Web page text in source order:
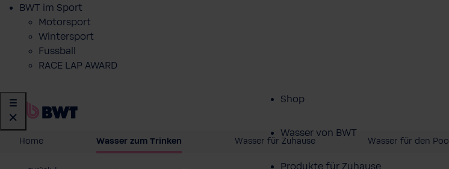
BWT im Sport
Motorsport
Wintersport
Fussball
RACE LAP AWARD
Shop
Wasser von BWT
Produkte für Zuhause
Home Wasser zum Trinken Wasser für Zuhause Wasser für den Pool